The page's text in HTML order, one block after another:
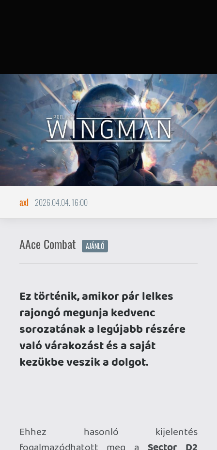
AAce Combat AJÁNLÓ
Ez történik, amikor pár lelkes
rajongó megunja kedvenc
sorozatának a legújabb részére
való várakozást és a saját
kezükbe veszik a dolgot.
fogalmazódhatott meg a
ausztrál csapat leendő tagjainak fejében,
2015-ben egyemberes hobbiprojektként
indult Project Wingman az Epic Games
Unreal Dev Grant elnyerése és egy
sikeres Kickstarter kampány után -
melyben a kitűzött cél több, mint
háromszorosát gyűjtötték össze -
főállású tevékenységgé avanzsált 2017-